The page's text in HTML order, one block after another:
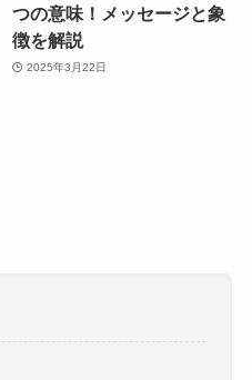
つの意味！メッセージと象
徴を解説
2025年3月22日